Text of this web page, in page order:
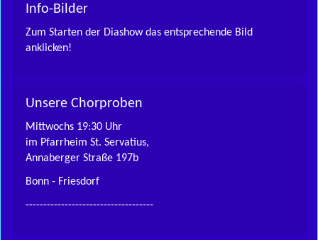
Info-Bilder
Zum Starten der Diashow das entsprechende Bild
anklicken!
Unsere Chorproben
Mittwochs 19:30 Uhr
im Pfarrheim St. Servatius,
Annaberger Straße 197b
Bonn - Friesdorf
------------------------------------